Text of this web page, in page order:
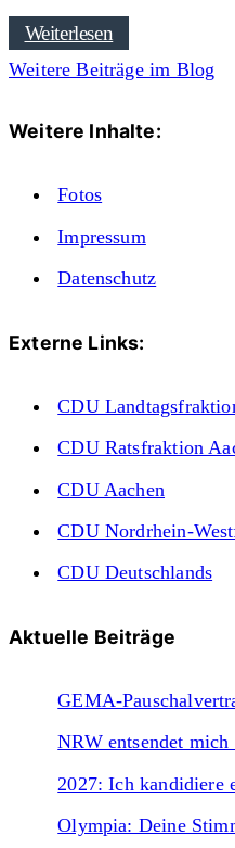
Weiterlesen
Weitere Beiträge im Blog
Weitere Inhalte:
Fotos
Impressum
Datenschutz
Externe Links:
CDU
CDU Ratsfraktion
CDU Aachen
CDU Nordrhein-
CDU Deutschlands
Aktuelle Beiträge
GEMA-
NRW entsendet
2027: Ich kandidiere
Olympia: Deine